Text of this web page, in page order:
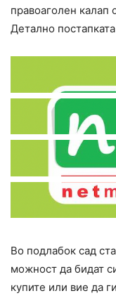
правоаголен калап
Детално
Во подлабок сад
можност да бидат
купите или вие да